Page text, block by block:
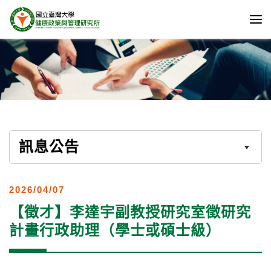
訊息公告
2026/04/07
【徵才】李達宇副教授研究室徵研究
計畫行政助理（學士或碩士級）